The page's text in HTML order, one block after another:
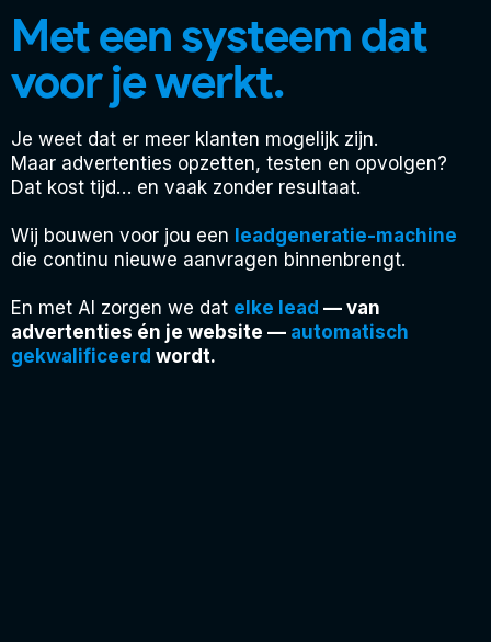
Met een systeem dat
voor je werkt.
Je weet dat er meer klanten mogelijk zijn.
Maar advertenties opzetten, testen en opvolgen?
Dat kost tijd… en vaak zonder resultaat.
Wij bouwen voor jou een leadgeneratie-machine
die continu nieuwe aanvragen binnenbrengt.
En met AI zorgen we dat elke lead — van
advertenties én je website — automatisch
gekwalificeerd wordt.